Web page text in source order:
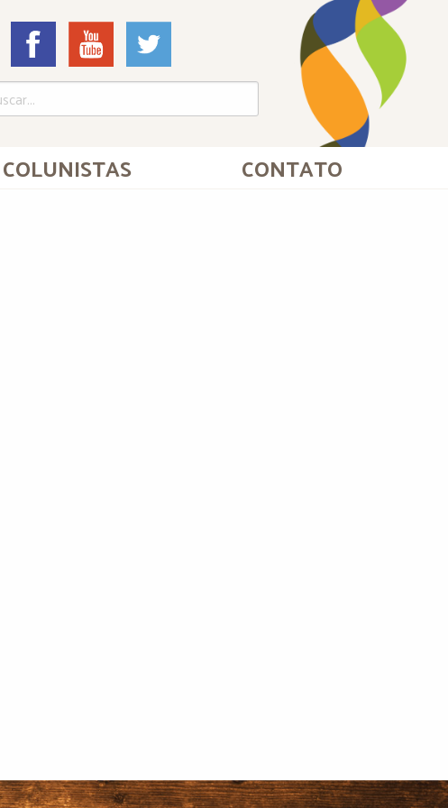
COLUNISTAS CONTATO